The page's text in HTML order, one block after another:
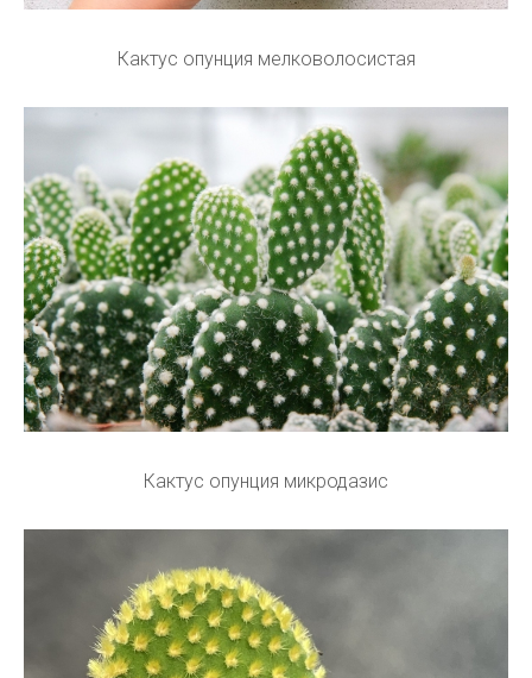
Кактус опунция мелковолосистая
Кактус опунция микродазис